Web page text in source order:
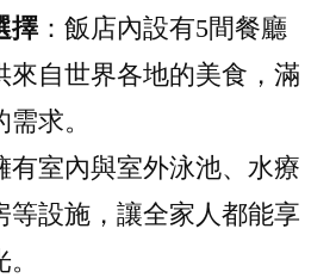
擇 ：飯店內設有5間餐廳
來自世界各地的美食，滿
求。
有室內與室外泳池、水療
等設施，讓全家人都能享